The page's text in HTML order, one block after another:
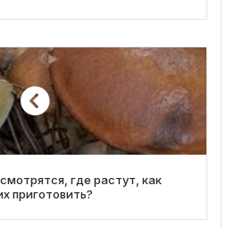
где растут, как
приготовить?